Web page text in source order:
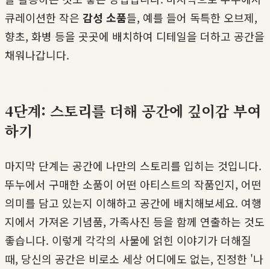
큐레이션한 작은 감성 소품들, 예를 들어 독특한 오브제,
향초, 화병 등을 곳곳에 배치하여 디테일을 더하고 공간을
채워나갑니다.
4단계: 스토리를 더해 공간에 깊이감 부여
하기
마지막 단계는 공간에 나만의 스토리를 입히는 것입니다.
뚜누에서 구매한 소품이 어떤 아티스트의 작품인지, 어떤
의미를 담고 있는지 이해하고 공간에 배치해보세요. 여행
지에서 가져온 기념품, 가족사진 등을 함께 연출하는 것도
좋습니다. 이렇게 각각의 사물에 얽힌 이야기가 더해질
때, 당신의 공간은 비로소 세상 어디에도 없는, 진정한 '나